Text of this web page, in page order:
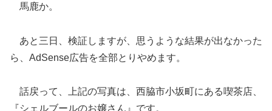
馬鹿か。
あと三日、検証しますが、思うような結果が出なかった
ら、AdSense広告を全部とりやめます。
話戻って、上記の写真は、西脇市小坂町にある喫茶店、
『シェルブールのお嬢さん』です。